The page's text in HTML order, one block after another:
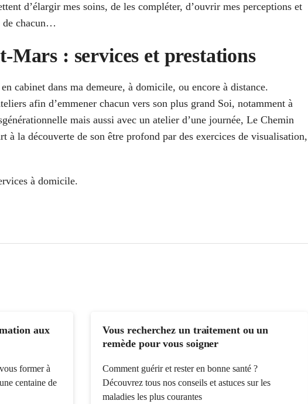
d’élargir mes soins, de les compléter, d’ouvrir mes perceptions et
de chacun…
: services et prestations
cabinet dans ma demeure, à domicile, ou encore à distance.
afin d’emmener chacun vers son plus grand Soi, notamment à
mais aussi avec un atelier d’une journée, Le Chemin
à la découverte de son être profond par des exercices de visualisation,
à domicile.
aux
former à
centaine de
Vous recherchez un traitement ou un
remède pour vous soigner
Comment guérir et rester en bonne santé ?
Découvrez tous nos conseils et astuces sur les
maladies les plus courantes